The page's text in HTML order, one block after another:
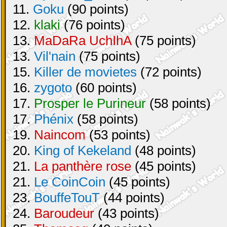
11. Goku (90 points)
12. klaki(76 points)
13.MaDaRa UchIhA(75 points)
13. Vil'nain (75 points)
15. Killer de movietes (72 points)
16. zygoto (60 points)
17. Prosper le Purineur (58 points)
17.Phénix (58 points)
19. Naincom(53 points)
20. King of Kekeland (48 points)
21. La panthère rose (45 points)
21. Le CoinCoin (45 points)
23.BouffeTouT(44 points)
24. Baroudeur(43 points)